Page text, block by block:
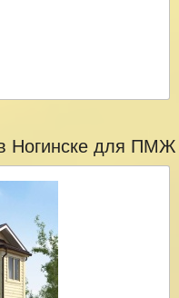
Ногинске для ПМЖ